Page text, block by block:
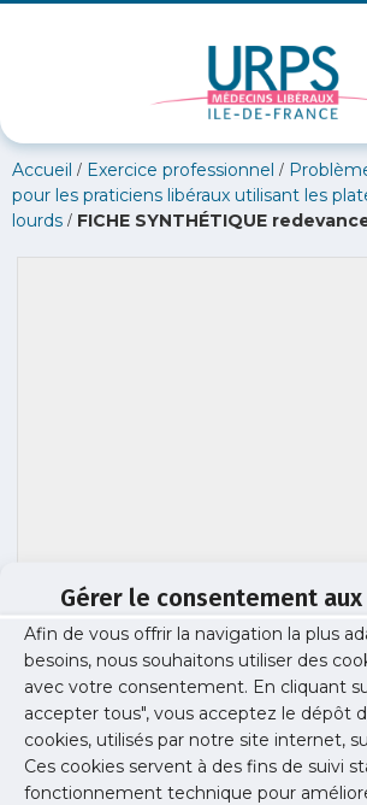
Gérer le consentement
Afin de vous offrir la navigation la plus
besoins, nous souhaitons utiliser des
avec votre consentement. En cliquant
accepter tous", vous acceptez le dépôt
cookies, utilisés par notre site internet,
Ces cookies servent à des fins de suivi
fonctionnement technique pour
Accueil / Exercice professionnel /
pour les praticiens libéraux utilisant les
lourds / FICHE SYNTHÉTIQUE
FICHE SYNTHÉTIQUE
Publié le :21 janvier 2026